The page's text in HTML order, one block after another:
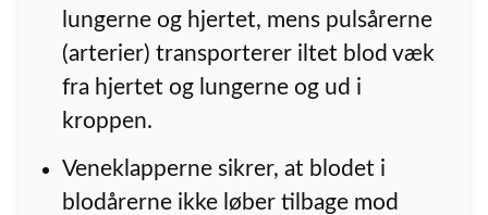
lungerne og hjertet, mens pulsårerne
(arterier) transporterer iltet blod væk
fra hjertet og lungerne og ud i
kroppen.
Veneklapperne sikrer, at blodet i
blodårerne ikke løber tilbage mod